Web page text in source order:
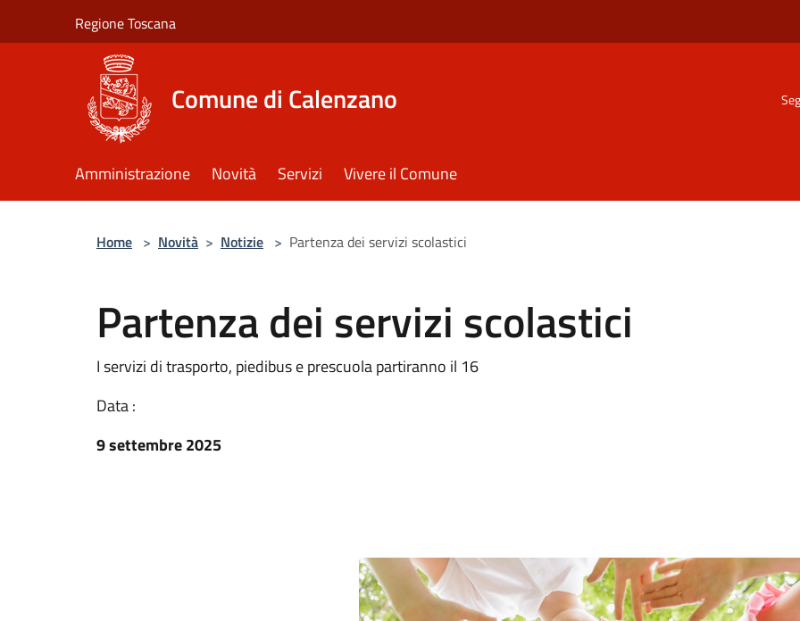
Regione Toscana
Comune di Calenzano
Amministrazione Novità Servizi Vivere il Comune
Home > Novità > Notizie > Partenza dei servizi scolastici
Partenza dei servizi scolastici
I servizi di trasporto, piedibus e prescuola partiranno il 16
Data :
9 settembre 2025